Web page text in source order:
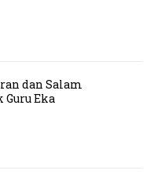
dan Salam
Eka